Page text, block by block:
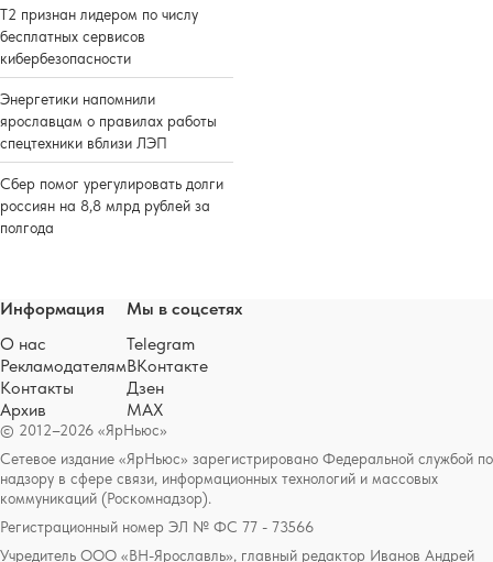
Т2 признан лидером по числу
бесплатных сервисов
кибербезопасности
Энергетики напомнили
ярославцам о правилах работы
спецтехники вблизи ЛЭП
Сбер помог урегулировать долги
россиян на 8,8 млрд рублей за
полгода
© 2012–2026 «ЯрНьюс»
Сетевое издание «ЯрНьюс» зарегистрировано Федеральной службой по
надзору в сфере связи, информационных технологий и массовых
коммуникаций (Роскомнадзор).
Регистрационный номер ЭЛ № ФС 77 - 73566
Учредитель ООО «ВН-Ярославль», главный редактор Иванов Андрей
Информация
О нас
Рекламодателям
Контакты
Архив
Мы в соцсетях
Telegram
ВКонтакте
Дзен
MAX